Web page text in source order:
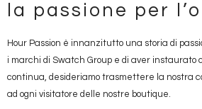
la passione per
Hour Passion è innanzitutto una storia di
i marchi di Swatch Group e di aver instaurato
continua, desideriamo trasmettere la nostra
ad ogni visitatore delle nostre boutique.